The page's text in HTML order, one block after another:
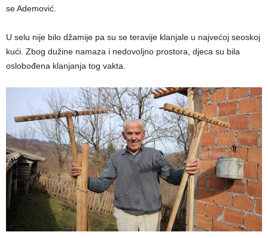
se Ademović.
U selu nije bilo džamije pa su se teravije klanjale u najvećoj seoskoj
kući. Zbog dužine namaza i nedovoljno prostora, djeca su bila
oslobođena klanjanja tog vakta.